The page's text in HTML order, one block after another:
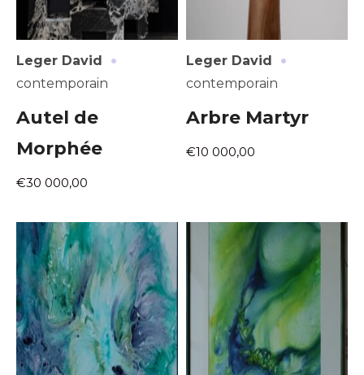
Leger David ·
contemporain
Autel de
Morphée
€30 000,00
Leger David ·
contemporain
Arbre Martyr
€10 000,00